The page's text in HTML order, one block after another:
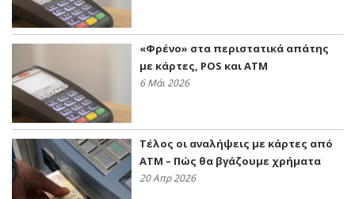
«Φρένο» στα περιστατικά απάτης
με κάρτες, POS και ATM
6 Μάι 2026
Τέλος οι αναλήψεις με κάρτες από
ΑΤΜ – Πώς θα βγάζουμε χρήματα
20 Απρ 2026